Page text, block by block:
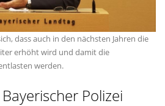
dass auch in den nächsten Jahren die
erhöht wird und damit die
werden.
Polizei